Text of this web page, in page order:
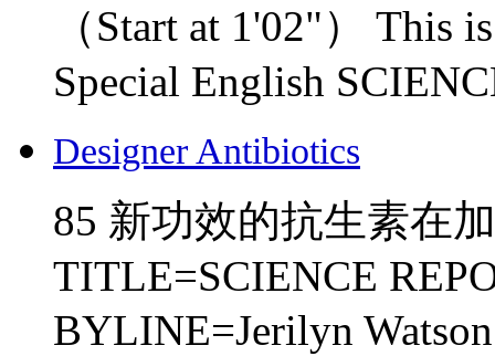
（Start at 1'02"） This
Special English
Designer Antibiotics
85 新功效的抗生素在
TITLE=SCIENCE
BYLINE=Jerilyn